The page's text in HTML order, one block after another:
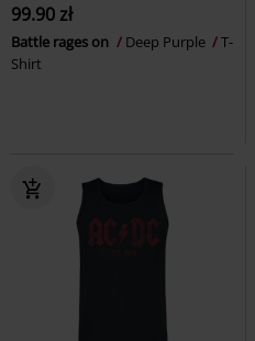
99.90 zł
Battle rages on Deep Purple
T-
Shirt